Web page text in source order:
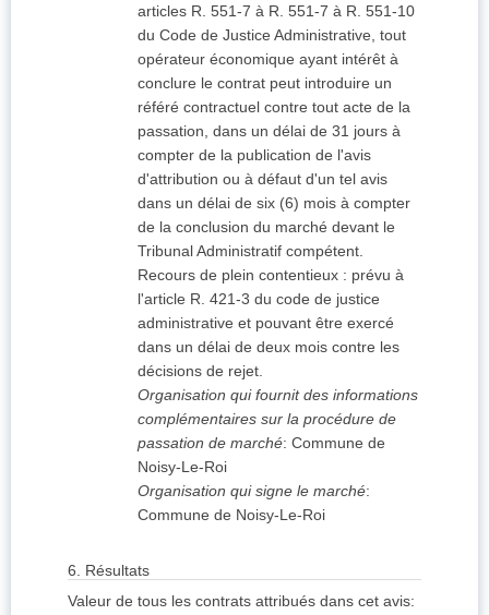
articles R. 551-7 à R. 551-7 à R. 551-10
du Code de Justice Administrative, tout
opérateur économique ayant intérêt à
conclure le contrat peut introduire un
référé contractuel contre tout acte de la
passation, dans un délai de 31 jours à
compter de la publication de l'avis
d'attribution ou à défaut d'un tel avis
dans un délai de six (6) mois à compter
de la conclusion du marché devant le
Tribunal Administratif compétent.
Recours de plein contentieux : prévu à
l'article R. 421-3 du code de justice
administrative et pouvant être exercé
dans un délai de deux mois contre les
décisions de rejet.
Organisation qui fournit des informations
complémentaires sur la procédure de
passation de marché: Commune de
Noisy-Le-Roi
Organisation qui signe le marché:
Commune de Noisy-Le-Roi
6. Résultats
Valeur de tous les contrats attribués dans cet avis: